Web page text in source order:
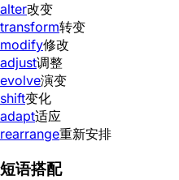
alter改变
transform转变
modify修改
adjust调整
evolve演变
shift变化
adapt适应
rearrange重新安排
短语搭配